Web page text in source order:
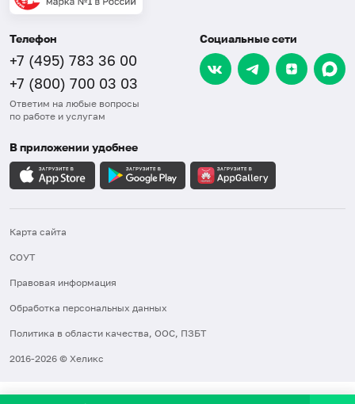
Телефон
+7 (495) 783 36 00
+7 (800) 700 03 03
Ответим на любые вопросы
по работе и услугам
Социальные сети
В приложении удобнее
Карта сайта
СОУТ
Правовая информация
Обработка персональных данных
Политика в области качества, ООС, ПЗБТ
2016-2026 © Хеликс